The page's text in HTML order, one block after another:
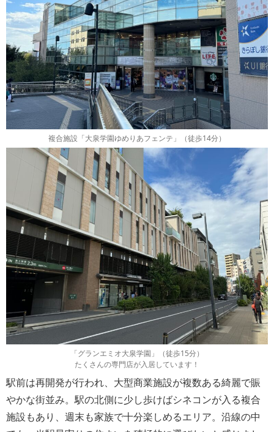
複合施設「大泉学園ゆめりあフェンテ」（徒歩14分）
「グランエミオ大泉学園」（徒歩15分）
たくさんの専門店が入居しています！
駅前は再開発が行われ、大型商業施設が複数ある綺麗で賑
やかな街並み。駅の北側に少し歩けばシネコンが入る複合
施設もあり、週末も家族で十分楽しめるエリア。沿線の中